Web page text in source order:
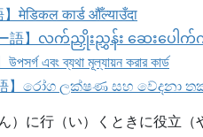
】मेडिकल कार्ड औँल्याउँदा
マー語】လက်ညှိုးညွှန်း ဆေးပေါ
এবং ব্যথা মূল্যায়ন করার কার্ড
語】රෝග ලක්ෂණ සහ වේදනා
）に行（い）くときに役立（